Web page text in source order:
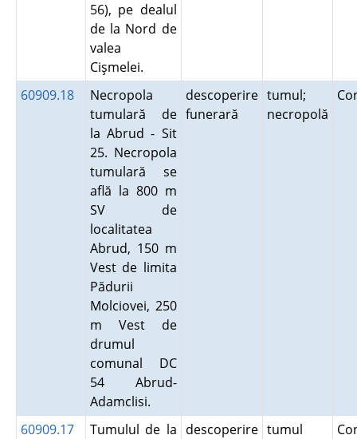
56), pe dealul
de la Nord de
valea
Cişmelei.
60909.18
Necropola
tumulară de
la Abrud - Sit
25. Necropola
tumulară se
află la 800 m
SV de
localitatea
Abrud, 150 m
Vest de limita
Pădurii
Molciovei, 250
m Vest de
drumul
comunal DC
54 Abrud-
Adamclisi.
descoperire
funerară
tumul;
necropolă
60909.17
Tumulul de la descoperire tumul